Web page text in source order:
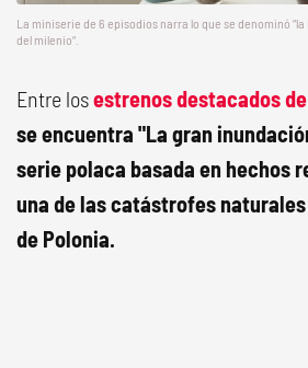
La miniserie de 6 episodios narra lo que se denominó
del milenio“.
Entre losestrenos destacados
se encuentra "La gran
serie polaca basada en hechos
una de las catástrofes
de Polonia.